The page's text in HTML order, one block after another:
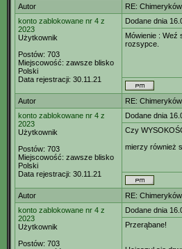
Autor
RE:
konto zablokowane nr 4 z
2023
Użytkownik
Postów: 703
Miejscowość: zawsze blisko
Polski
Data rejestracji: 30.11.21
Dodane dnia
Mówienie : Weź
rozsypce.
Autor
RE:
konto zablokowane nr 4 z
2023
Użytkownik
Postów: 703
Miejscowość: zawsze blisko
Polski
Data rejestracji: 30.11.21
Dodane dnia
Czy
mierzy również
Autor
RE:
konto zablokowane nr 4 z
2023
Użytkownik
Postów: 703
Dodane dnia
Przerąbane!